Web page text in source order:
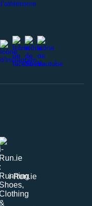
instagram
facebook
stravayoutube
i-Run.ie